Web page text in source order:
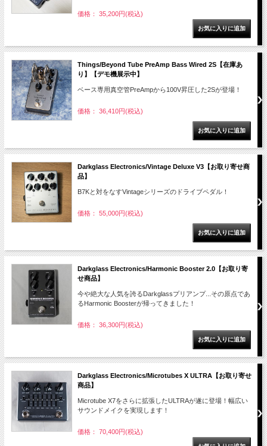
価格： 35,200円(税込)
Things/Beyond Tube PreAmp Bass Wired 2S【在庫あ
り】【デモ機展示中】
ベース専用真空管PreAmpから100V昇圧した2Sが登場！
価格： 36,410円(税込)
Darkglass Electronics/Vintage Deluxe V3【お取り寄せ商
品】
B7Kと対をなすVintageシリーズのドライブペダル！
価格： 55,000円(税込)
Darkglass Electronics/Harmonic Booster 2.0【お取り寄
せ商品】
今や絶大な人気を誇るDarkglassプリアンプ...その原点であ
るHarmonic Boosterが帰ってきました！
価格： 36,300円(税込)
Darkglass Electronics/Microtubes X ULTRA【お取り寄せ
商品】
Microtube X7をさらに拡張したULTRAが遂に登場！幅広い
サウンドメイクを実現します！
価格： 70,400円(税込)